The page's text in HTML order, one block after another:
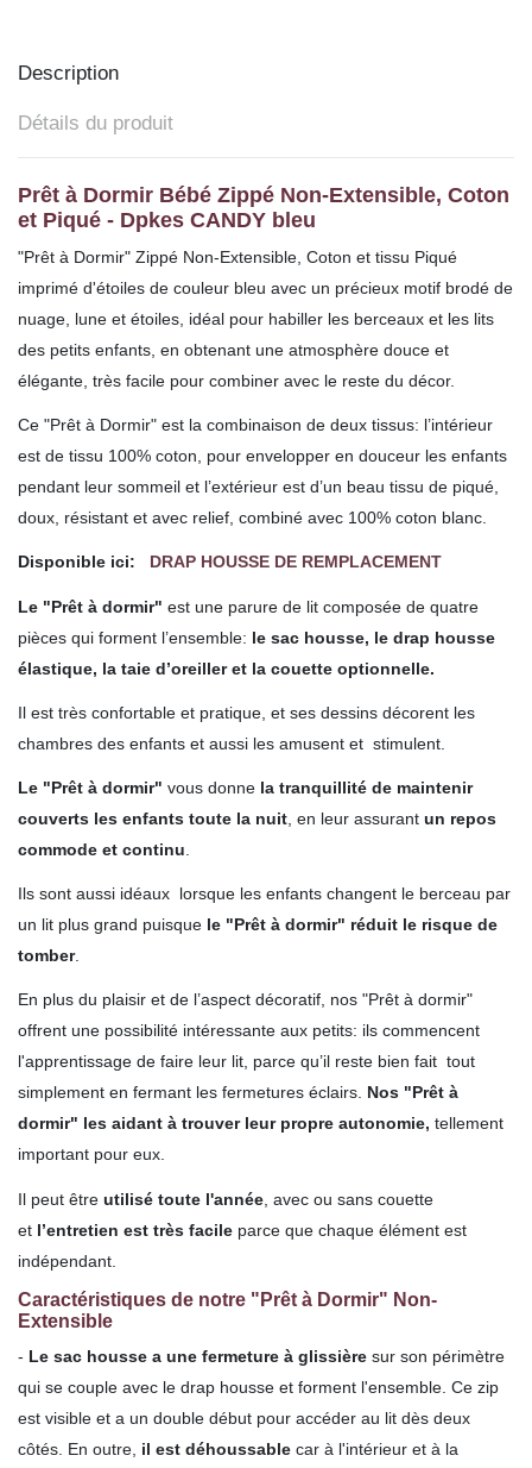
Description
Détails du produit
Prêt à Dormir Bébé Zippé Non-Extensible, Coton
et Piqué - Dpkes CANDY bleu
"Prêt à Dormir" Zippé Non-Extensible, Coton et tissu Piqué
imprimé d'étoiles de couleur bleu avec un précieux motif brodé de
nuage, lune et étoiles, idéal pour habiller les berceaux et les lits
des petits enfants, en obtenant une atmosphère douce et
élégante, très facile pour combiner avec le reste du décor.
Ce "Prêt à Dormir" est la combinaison de deux tissus: l’intérieur
est de tissu 100% coton, pour envelopper en douceur les enfants
pendant leur sommeil et l’extérieur est d’un beau tissu de piqué,
doux, résistant et avec relief, combiné avec 100% coton blanc.
Disponible ici: DRAP HOUSSE DE REMPLACEMENT
Le "Prêt à dormir" est une parure de lit composée de quatre
pièces qui forment l’ensemble: le sac housse, le drap housse
élastique, la taie d’oreiller et la couette optionnelle.
Il est très confortable et pratique, et ses dessins décorent les
chambres des enfants et aussi les amusent et stimulent.
Le "Prêt à dormir" vous donne la tranquillité de maintenir
couverts les enfants toute la nuit , en leur assurant un repos
commode et continu
Ils sont aussi idéaux lorsque les enfants changent le berceau par
un lit plus grand puisque le "Prêt à dormir" réduit le risque de
tomber.
En plus du plaisir et de l’aspect décoratif, nos "Prêt à dormir"
offrent une possibilité intéressante aux petits: ils commencent
l'apprentissage de faire leur lit, parce qu’il reste bien fait tout
simplement en fermant les fermetures éclairs. Nos "Prêt à
dormir" les aidant à trouver leur propre autonomie, tellement
important pour eux.
Il peut être utilisé toute l'année , avec ou sans couette
et l’entretien est très facile parce que chaque élément est
indépendant.
Caractéristiques de notre "Prêt à Dormir" Non-
Extensible
- Le sac housse a une fermeture à glissière sur son périmètre
qui se couple avec le drap housse et forment l'ensemble. Ce zip
est visible et a un double début pour accéder au lit dès deux
côtés. En outre, il est déhoussable car à l'intérieur et à la